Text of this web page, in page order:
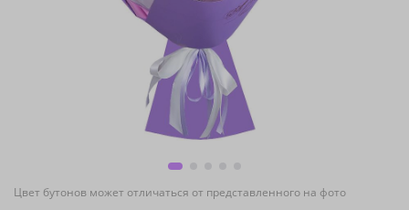
Цвет бутонов может отличаться от представленного на фото